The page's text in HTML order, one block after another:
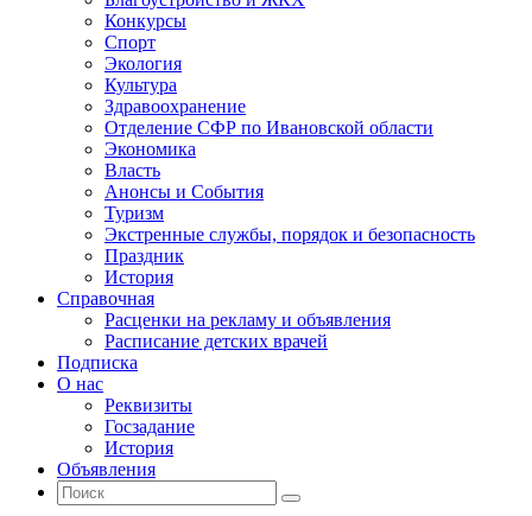
Конкурсы
Спорт
Экология
Культура
Здравоохранение
Отделение СФР по Ивановской области
Экономика
Власть
Анонсы и События
Туризм
Экстренные службы, порядок и безопасность
Праздник
История
Справочная
Расценки на рекламу и объявления
Расписание детских врачей
Подписка
О нас
Реквизиты
Госзадание
История
Объявления
Поиск
Искать:
Поиск